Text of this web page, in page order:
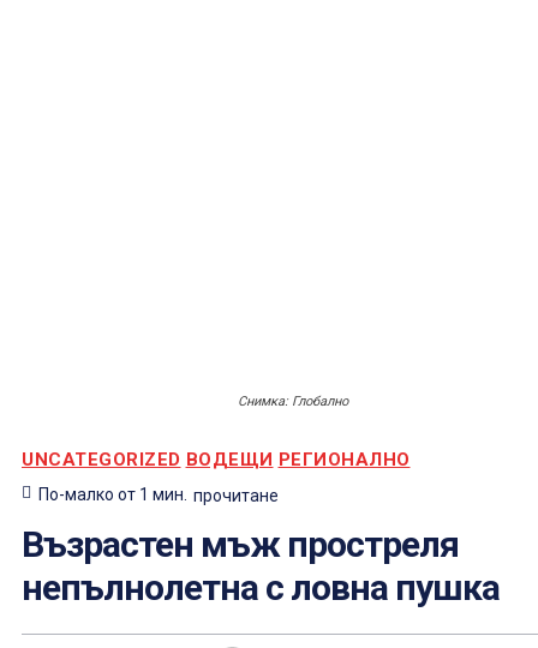
Снимка: Глобално
UNCATEGORIZED ВОДЕЩИ РЕГИОНАЛНО
По-малко от 1 мин. прочитане
Възрастен мъж простреля
непълнолетна с ловна пушка